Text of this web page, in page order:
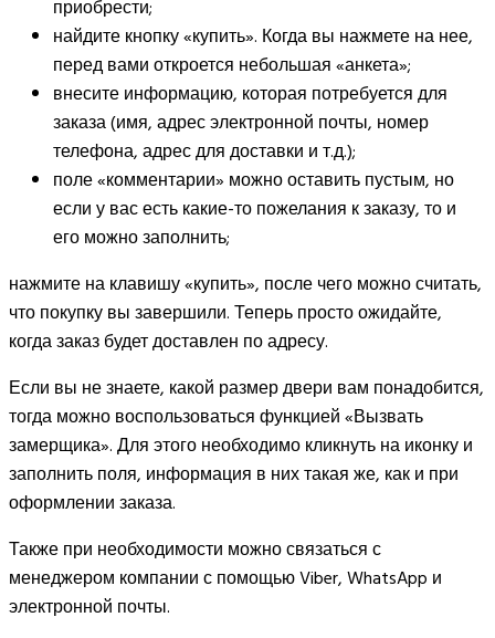
приобрести;
найдите кнопку «купить». Когда вы нажмете на нее,
перед вами откроется небольшая «анкета»;
внесите информацию, которая потребуется для
заказа (имя, адрес электронной почты, номер
телефона, адрес для доставки и т.д.);
поле «комментарии» можно оставить пустым, но
если у вас есть какие-то пожелания к заказу, то и
его можно заполнить;
нажмите на клавишу «купить», после чего можно считать,
что покупку вы завершили. Теперь просто ожидайте,
когда заказ будет доставлен по адресу.
Если вы не знаете, какой размер двери вам понадобится,
тогда можно воспользоваться функцией «Вызвать
замерщика». Для этого необходимо кликнуть на иконку и
заполнить поля, информация в них такая же, как и при
оформлении заказа.
Также при необходимости можно связаться с
менеджером компании с помощью Viber, WhatsApp и
электронной почты.